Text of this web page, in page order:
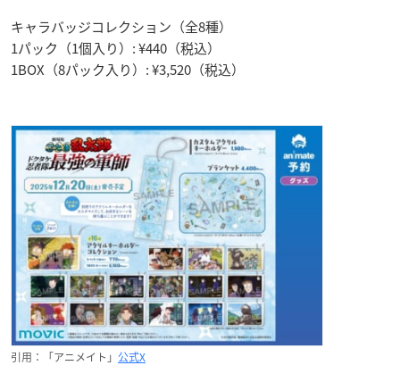
キャラバッジコレクション（全8種）
1パック（1個入り）: ¥440（税込）
1BOX（8パック入り）: ¥3,520（税込）
引用：「アニメイト」 公式X